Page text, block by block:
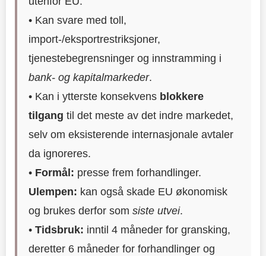
• Kan svare med toll,
import-/eksportrestriksjoner,
tjenestebegrensninger og innstramming i
bank- og kapitalmarkeder.
• Kan i ytterste konsekvens blokkere
tilgang til det meste av det indre markedet,
selv om eksisterende internasjonale avtaler
da ignoreres.
• Formål: presse frem forhandlinger.
Ulempen: kan også skade EU økonomisk
og brukes derfor somsiste utvei.
•Tidsbruk: inntil 4 måneder for gransking,
deretter 6 måneder for forhandlinger og